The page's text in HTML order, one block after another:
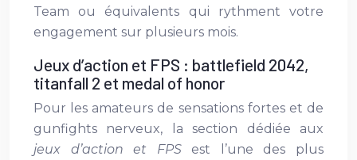
Team ou équivalents qui rythment votre
engagement sur plusieurs mois.
Jeux d’action et FPS : battlefield 2042,
titanfall 2 et medal of honor
Pour les amateurs de sensations fortes et de
gunfights nerveux, la section dédiée aux
jeux d’action et FPSest l’une des plus